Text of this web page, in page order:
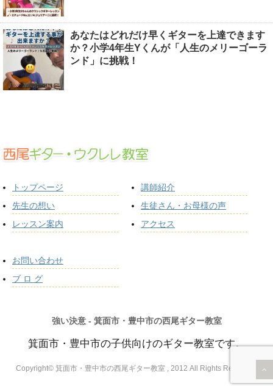
あなたはどれだけ早くギターを上達できます
か？小学4年生Yくんが「人生のメリーゴーラ
ンド」に挑戦！
トップページ
先生の想い
レッスン案内
講師紹介
生徒さん・お母様の声
アクセス
お問い合わせ
ブ ロ グ
強い決意 - 箕面市・豊中市の西尾ギター教室
箕面市・豊中市の子供向けのギター教室です。
Copyright© 箕面市・豊中市の西尾ギター教室 , 2012 All Rights Reserved.